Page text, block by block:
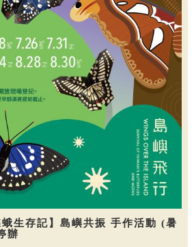
蛾生存記】島嶼共振 手作活動 (暑
辦